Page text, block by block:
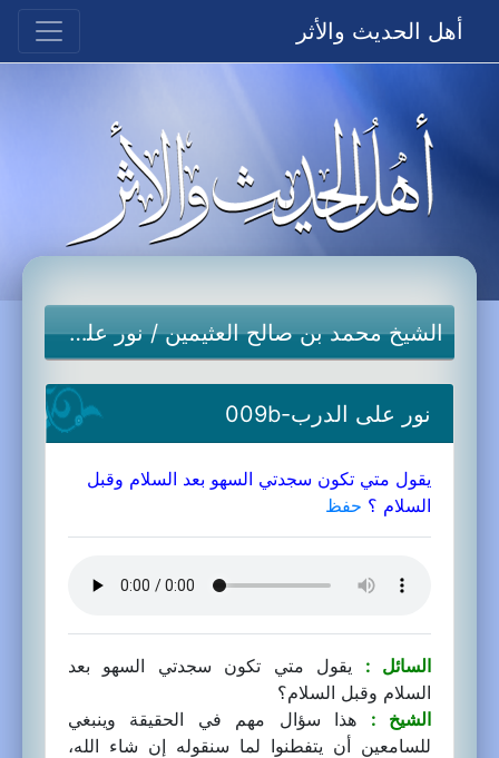
أهل الحديث والأثر
الشيخ محمد بن صالح العثيمين/نور على الدرب
نور على الدرب-009b
يقول متي تكون سجدتي السهو بعد السلام وقبل
السلام ؟ حفظ
السائل : يقول متي تكون سجدتي السهو بعد
السلام وقبل السلام؟
الشيخ : هذا سؤال مهم في الحقيقة وينبغي
للسامعين أن يتفطنوا لما سنقوله إن شاء الله،